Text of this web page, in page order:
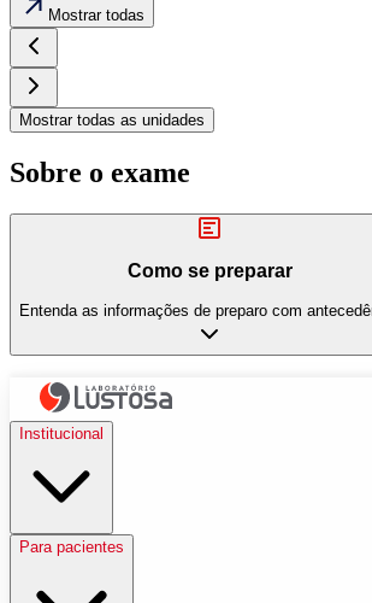
Mostrar todas
Mostrar todas as unidades
Sobre o exame
Como se preparar
Entenda as informações de preparo com
Institucional
Para pacientes